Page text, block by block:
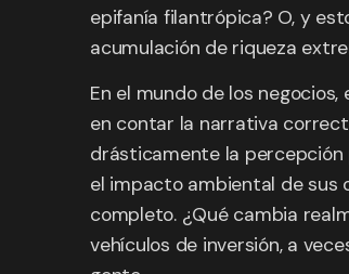
epifanía filantrópica? O, y
acumulación de riqueza
En el mundo de los
en contar la narrativa
drásticamente la percepción
el impacto ambiental de sus
completo. ¿Qué cambia
vehículos de inversión, a